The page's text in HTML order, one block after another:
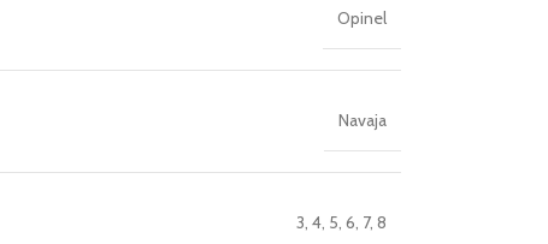
Opinel
Navaja
3 4 5 6 7, 8